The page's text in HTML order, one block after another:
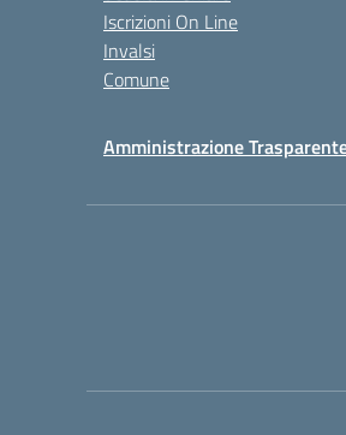
Iscrizioni On Line
Invalsi
Comune
Amministrazione